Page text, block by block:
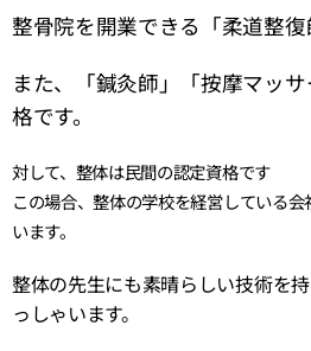
整骨院を開業できる「柔道整復
また、「鍼灸師」「按摩マッ
格です。
対して、整体は民間の認定資格です
この場合、整体の学校を経営している
います。
整体の先生にも素晴らしい技術を
っしゃいます。